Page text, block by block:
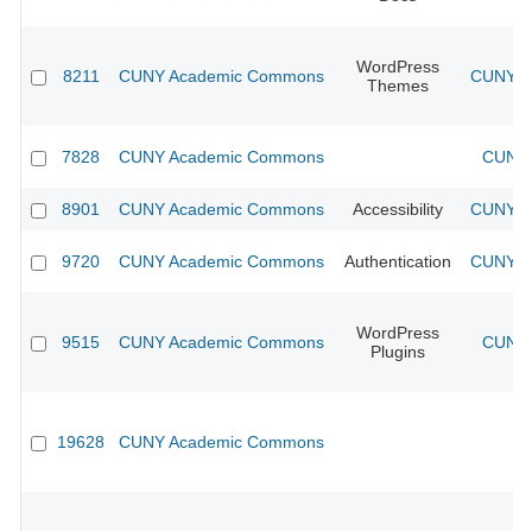
8211 CUNY Academic Commons
WordPress
Themes
CUNY
7828 CUNY Academic Commons
8901 CUNY Academic Commons Accessibility CUNY
9720 CUNY Academic Commons Authentication CUNY
9515 CUNY Academic Commons
WordPress
Plugins
19628 CUNY Academic Commons